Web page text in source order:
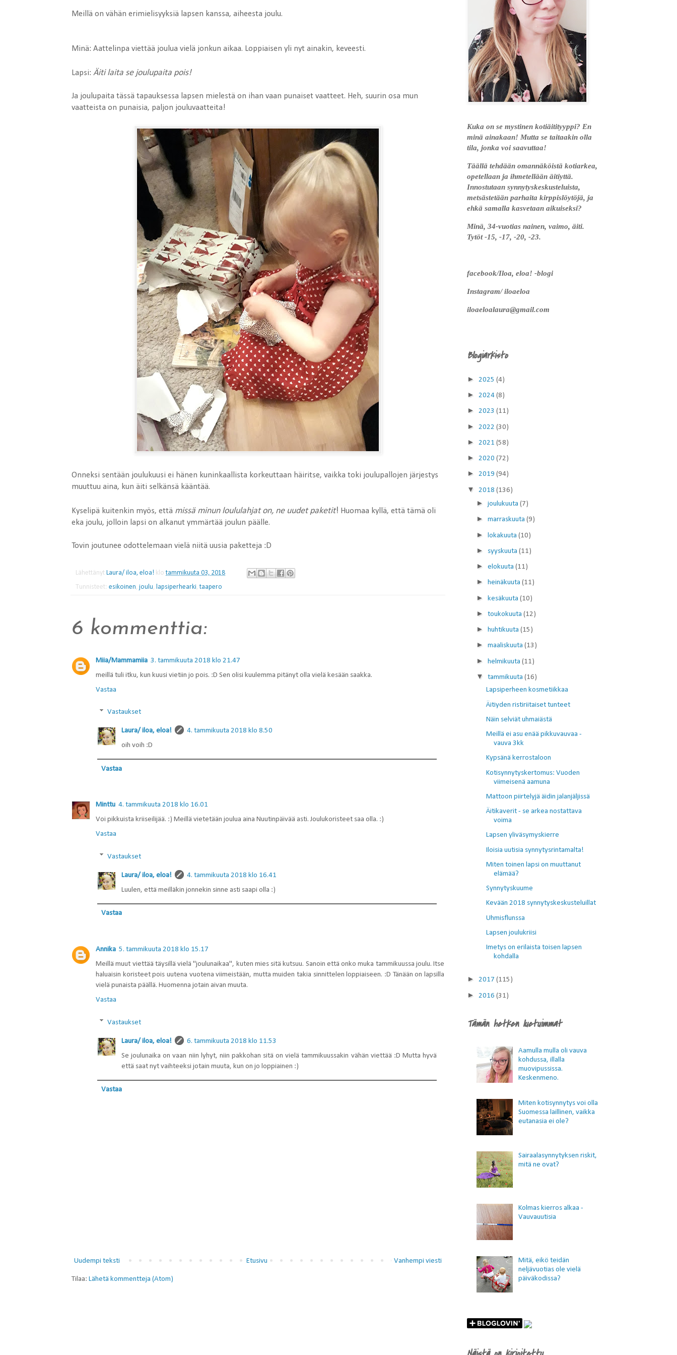
Meillä on vähän erimielisyyksiä lapsen kanssa, aiheesta joulu.
Minä: Aattelinpa viettää joulua vielä jonkun aikaa. Loppiaisen yli nyt ainakin, keveesti.
Lapsi: Äiti laita se joulupaita pois!
Ja joulupaita tässä tapauksessa lapsen mielestä on ihan vaan punaiset vaatteet. Heh, suurin osa mun
vaatteista on punaisia, paljon jouluvaatteita!
Onneksi sentään joulukuusi ei hänen kuninkaallista korkeuttaan häiritse, vaikka toki joulupallojen järjestys
muuttuu aina, kun äiti selkänsä kääntää.
Kyselipä kuitenkin myös, että missä minun loululahjat on, ne uudet paketit! Huomaa kyllä, että tämä oli
eka joulu, jolloin lapsi on alkanut ymmärtää joulun päälle.
Tovin joutunee odottelemaan vielä niitä uusia paketteja :D
Lähettänyt Laura/ iloa, eloa! klotammikuuta 03, 2018
Tunnisteet: esikoinen joulu lapsiperhearki ,taapero
6 kommenttia:
Miia/Mammamiia 3. tammikuuta 2018 klo 21.47
meillä tuli itku, kun kuusi vietiin jo pois. :D Sen olisi kuulemma pitänyt olla vielä kesään saakka.
Vastaa
Vastaukset
Laura/ iloa, eloa!
4. tammikuuta 2018 klo 8.50
oih voih :D
Vastaa
Minttu 4. tammikuuta 2018 klo 16.01
Voi pikkuista kriiseilijää. :) Meillä vietetään joulua aina Nuutinpäivää asti. Joulukoristeet saa olla. :)
Vastaa
Vastaukset
Laura/ iloa, eloa!
4. tammikuuta 2018 klo 16.41
Luulen, että meilläkin jonnekin sinne asti saapi olla :)
Vastaa
Annika 5. tammikuuta 2018 klo 15.17
Meillä muut viettää täysillä vielä "joulunaikaa", kuten mies sitä kutsuu. Sanoin että onko muka tammikuussa joulu. Itse
haluaisin koristeet pois uutena vuotena viimeistään, mutta muiden takia sinnittelen loppiaiseen. :D Tänään on lapsilla
vielä punaista päällä. Huomenna jotain aivan muuta.
Vastaa
Vastaukset
Laura/ iloa, eloa!
6. tammikuuta 2018 klo 11.53
Se joulunaika on vaan niin lyhyt, niin pakkohan sitä on vielä tammikuussakin vähän viettää :D Mutta hyvä
että saat nyt vaihteeksi jotain muuta, kun on jo loppiainen :)
Vastaa
Uudempi teksti Vanhempi viesti
Etusivu
Tilaa: Lähetä kommentteja (Atom)
Kuka on se mystinen kotiäitityyppi? En
minä ainakaan! Mutta se taitaakin olla
tila, jonka voi saavuttaa!
Täällä tehdään omannäköistä kotiarkea,
opetellaan ja ihmetellään äitiyttä.
Innostutaan synnytyskeskusteluista,
metsästetään parhaita kirppislöytöjä, ja
ehkä samalla kasvetaan aikuiseksi?
Minä, 34-vuotias nainen, vaimo, äiti.
Tytöt -15, -17, -20, -23.
facebook/Iloa, eloa! -blogi
Instagram/ iloaeloa
iloaeloalaura@gmail.com
Blogiarkisto
► 2025 (4)
► 2024 (8)
► 2023 (11)
► 2022 (30)
► 2021 (58)
► 2020 (72)
► 2019 (94)
▼ 2018 (136)
► joulukuuta (7)
► marraskuuta (9)
► lokakuuta (10)
► syyskuuta (11)
► elokuuta (11)
► heinäkuuta (11)
► kesäkuuta (10)
► toukokuuta (12)
► huhtikuuta (15)
► maaliskuuta (13)
► helmikuuta (11)
▼ tammikuuta (16)
Lapsiperheen kosmetiikkaa
Äitiyden ristiriitaiset tunteet
Näin selviät uhmaiästä
Meillä ei asu enää pikkuvauvaa -
vauva 3kk
Kypsänä kerrostaloon
Kotisynnytyskertomus: Vuoden
viimeisenä aamuna
Mattoon piirtelyjä äidin jalanjäljissä
Äitikaverit - se arkea nostattava
voima
Lapsen yliväsymyskierre
Iloisia uutisia synnytysrintamalta!
Miten toinen lapsi on muuttanut
elämää?
Synnytyskuume
Kevään 2018 synnytyskeskusteluillat
Uhmisflunssa
Lapsen joulukriisi
Imetys on erilaista toisen lapsen
kohdalla
► 2017 (115)
► 2016 (31)
Tämän hetken luetuimmat
Aamulla mulla oli vauva
kohdussa, illalla
muovipussissa.
Keskenmeno.
Miten kotisynnytys voi olla
Suomessa laillinen, vaikka
eutanasia ei ole?
Sairaalasynnytyksen riskit,
mitä ne ovat?
Kolmas kierros alkaa -
Vauvauutisia
Mitä, eikö teidän
neljävuotias ole vielä
päiväkodissa?